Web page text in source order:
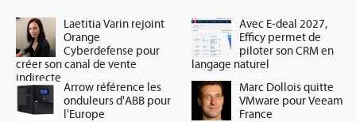
Laetitia Varin rejoint
Orange
Cyberdefense pour
créer son canal de vente
indirecte
Avec E-deal 2027,
Efficy permet de
piloter son CRM en
langage naturel
Arrow référence les
onduleurs d'ABB pour
l'Europe
Marc Dollois quitte
VMware pour Veeam
France